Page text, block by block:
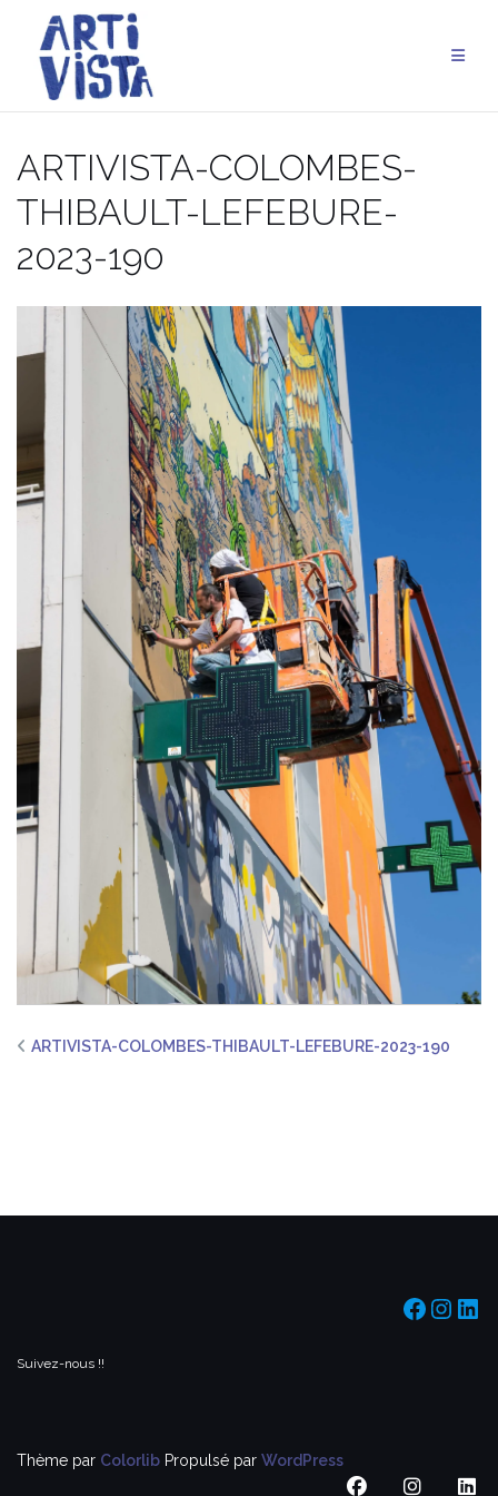
contenu
ARTIVISTA-COLOMBES-
THIBAULT-LEFEBURE-
2023-190
ARTIVISTA-COLOMBES-THIBAULT-LEFEBURE-2023-190
Suivez-nous !!
Thème par Colorlib Propulsé par WordPress